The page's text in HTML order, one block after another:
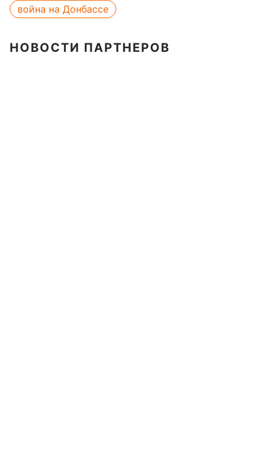
война на Донбассе
НОВОСТИ ПАРТНЕРОВ